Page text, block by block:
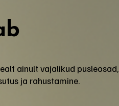
ainult vajalikud
ja rahustamine.